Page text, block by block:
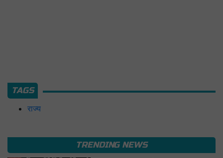
TAGS
राज्य
TRENDING NEWS